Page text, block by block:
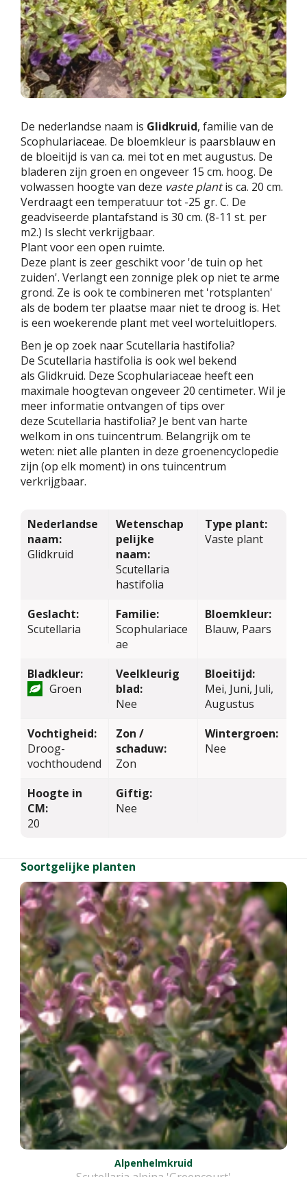
De nederlandse naam is Glidkruid, familie van de
Scophulariaceae. De bloemkleur is paarsblauw en
de bloeitijd is van ca. mei tot en met augustus. De
bladeren zijn groen en ongeveer 15 cm. hoog. De
volwassen hoogte van deze vaste plantis ca. 20 cm.
Verdraagt een temperatuur tot -25 gr. C. De
geadviseerde plantafstand is 30 cm. (8-11 st. per
m2.) Is slecht verkrijgbaar.
Plant voor een open ruimte.
Deze plant is zeer geschikt voor 'de tuin op het
zuiden'. Verlangt een zonnige plek op niet te arme
grond. Ze is ook te combineren met 'rotsplanten'
als de bodem ter plaatse maar niet te droog is. Het
is een woekerende plant met veel worteluitlopers.
Ben je op zoek naar Scutellaria hastifolia?
De Scutellaria hastifolia is ook wel bekend
als Glidkruid. Deze Scophulariaceae heeft een
maximale hoogtevan ongeveer 20 centimeter. Wil je
meer informatie ontvangen of tips over
deze Scutellaria hastifolia? Je bent van harte
welkom in ons tuincentrum. Belangrijk om te
weten: niet alle planten in deze groenencyclopedie
zijn (op elk moment) in ons tuincentrum
verkrijgbaar.
Nederlandse
naam:
Glidkruid
Wetenschap
pelijke
naam:
Scutellaria
hastifolia
Type plant:
Vaste plant
Geslacht:
Scutellaria
Familie:
Scophulariace
ae
Bloemkleur:
Blauw, Paars
Bladkleur:
Groen
Veelkleurig
blad:
Nee
Bloeitijd:
Mei, Juni, Juli,
Augustus
Vochtigheid:
Droog-
vochthoudend
Zon /
schaduw:
Zon
Wintergroen:
Nee
Hoogte in
CM:
20
Giftig:
Nee
Soortgelijke planten
Alpenhelmkruid